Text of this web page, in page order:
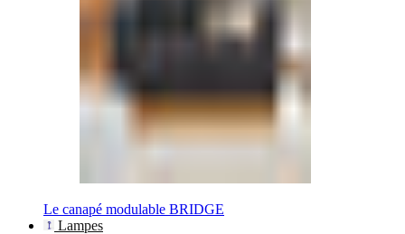
Le canapé modulable BRIDGE
Lampes